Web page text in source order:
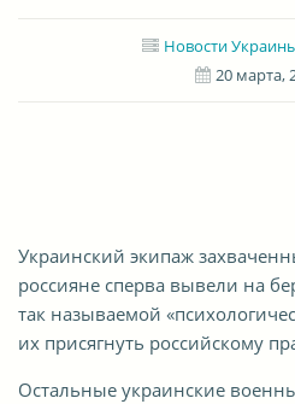
Новости
20 марта,
Украинский экипаж
россияне сперва вывели на
так называемой
их присягнуть российскому
Остальные украинские